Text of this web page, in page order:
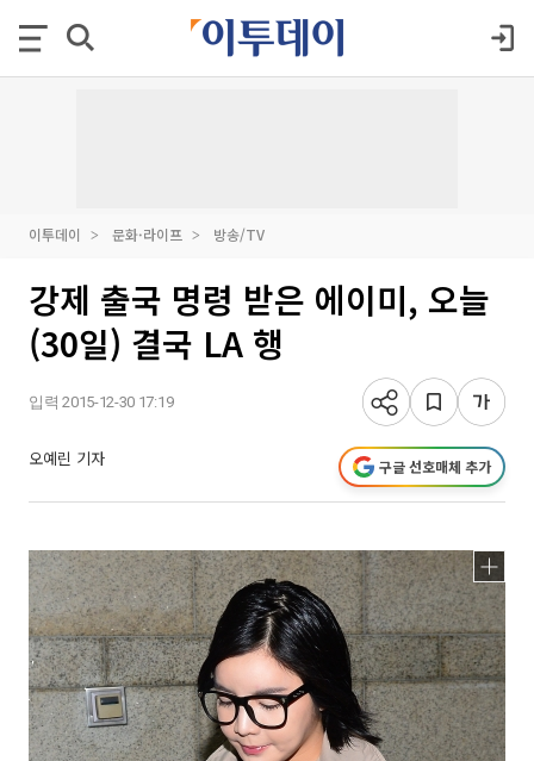
이투데이 문화·라이프 방송/TV
강제 출국 명령 받은 에이미, 오늘
(30일) 결국 LA 행
입력 2015-12-30 17:19
오예린 기자 구글 선호매체 추가